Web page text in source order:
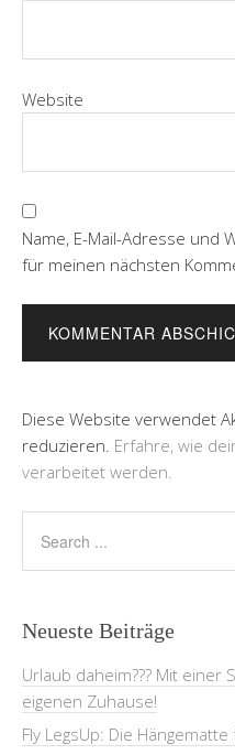
Website
Name, E-Mail-Adresse und
für meinen nächsten
Diese Website verwendet
reduzieren. Erfahre, wie
verarbeitet werden.
Neueste Beiträge
Urlaub daheim??? Mit einer
eigenen Zuhause!
Fly LegsUp: Die